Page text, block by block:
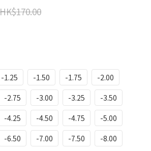
HK$170.00
-1.25 -1.50 -1.75
-2.00
-2.75 -3.00 -3.25
-3.50
-4.25 -4.50 -4.75
-5.00
-6.50 -7.00 -7.50 -8.00